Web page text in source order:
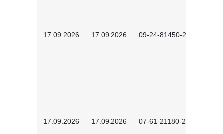
17.09.2026 17.09.2026 09-24-81450-2604
17.09.2026 17.09.2026 07-61-21180-2601